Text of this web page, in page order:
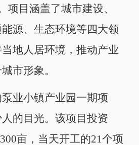
项目涵盖了城市建设、
源、生态环境等四大领
地人居环境，推动产业
市形象。
小镇产业园一期项
的目光。该项目投资
亩，当天开工的21个项